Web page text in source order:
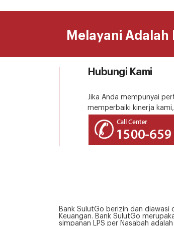
Melayani
Hubungi Kami
Jika Anda mempunyai
memperbaiki kinerja
Bank SulutGo berizin dan diawasi
Keuangan. Bank SulutGo
simpanan LPS per Nasabah